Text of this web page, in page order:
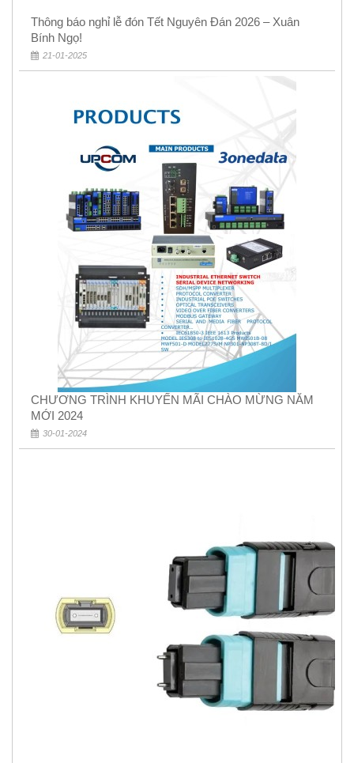
Thông báo nghỉ lễ đón Tết Nguyên Đán 2026 – Xuân
Bính Ngọ!
21-01-2025
CHƯƠNG TRÌNH KHUYẾN MÃI CHÀO MỪNG NĂM
MỚI 2024
30-01-2024